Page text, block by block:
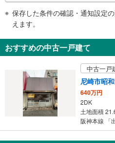
《多機能トイレ》
・改札内
スロープ
その他
・触知図式案内板
知
を
保存した条件の確認・通知設定
えます。
おすすめの中古一戸建て
中古一戸
尼崎市昭
640万円
2DK
土地面積
阪神本線 「